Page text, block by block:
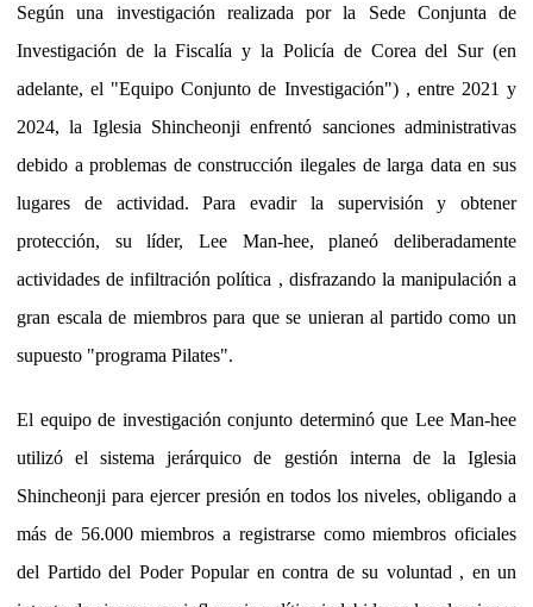
Según una investigación realizada por la Sede Conjunta de
Investigación de la Fiscalía y la Policía de Corea del Sur (en
adelante, el "Equipo Conjunto de Investigación") , entre 2021 y
2024, la Iglesia Shincheonji enfrentó sanciones administrativas
debido a problemas de construcción ilegales de larga data en sus
lugares de actividad. Para evadir la supervisión y obtener
protección, su líder, Lee Man-hee, planeó deliberadamente
actividades de infiltración política , disfrazando la manipulación a
gran escala de miembros para que se unieran al partido como un
supuesto "programa Pilates".
El equipo de investigación conjunto determinó que Lee Man-hee
utilizó el sistema jerárquico de gestión interna de la Iglesia
Shincheonji para ejercer presión en todos los niveles, obligando a
más de 56.000 miembros a registrarse como miembros oficiales
del Partido del Poder Popular en contra de su voluntad , en un